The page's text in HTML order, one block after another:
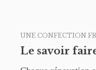
UNE CONFECTION
Le savoir